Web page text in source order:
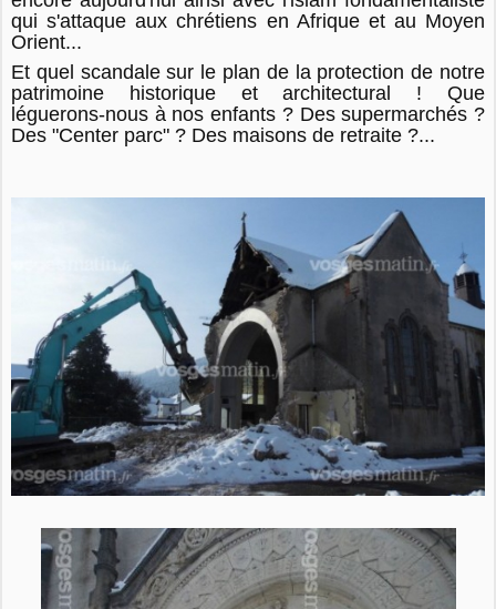
qui s'attaque aux chrétiens en Afrique et au Moyen
Orient...
Et quel scandale sur le plan de la protection de notre
patrimoine historique et architectural ! Que
léguerons-nous à nos enfants ? Des supermarchés ?
Des "Center parc" ? Des maisons de retraite ?...